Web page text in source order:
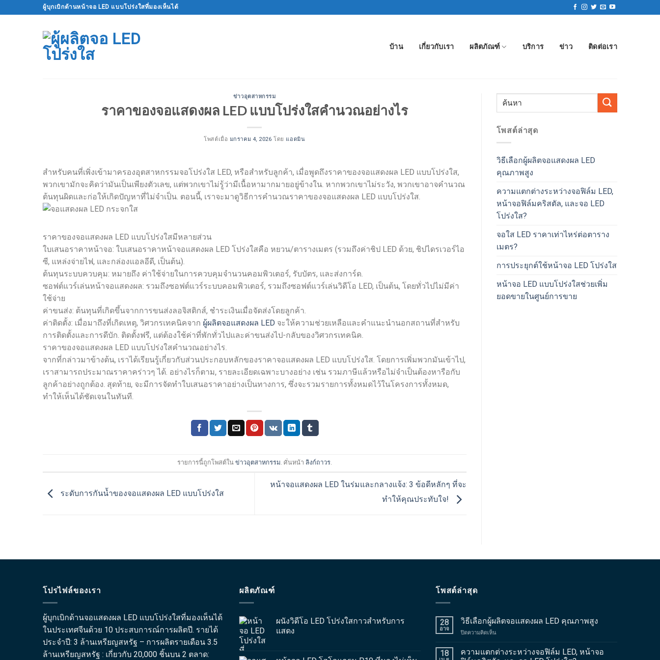
ไป
ผู้บุกเบิกด้านหน้าจอ LED แบบโปร่งใสที่มองเห็นได้
บ้าน เกี่ยวกับเรา ผลิตภัณฑ์ บริการ ข่าว ติดต่อเรา
ข่าวอุตสาหกรรม
ราคาของจอแสดงผล LED แบบโปร่งใสคำนวณอย่างไร
โพสต์เมื่อ มกราคม 4, 2026 โดย แอดมิน
สำหรับคนที่เพิ่งเข้ามาครองอุตสาหกรรมจอโปร่งใส LED, หรือสำหรับลูกค้า, เมื่อพูดถึงราคาของจอแสดงผล LED แบบโปร่งใส,
พวกเขามักจะคิดว่ามันเป็นเพียงตัวเลข, แต่พวกเขาไม่รู้ว่ามีเนื้อหามากมายอยู่ข้างใน. หากพวกเขาไม่ระวัง, พวกเขาอาจคำนวณ
ต้นทุนผิดและก่อให้เกิดปัญหาที่ไม่จำเป็น. ตอนนี้, เราจะมาดูวิธีการคำนวณราคาของจอแสดงผล LED แบบโปร่งใส.
ราคาของจอแสดงผล LED แบบโปร่งใสมีหลายส่วน
ใบเสนอราคาหน้าจอ: ใบเสนอราคาหน้าจอแสดงผล LED โปร่งใสคือ หยวน/ตารางเมตร (รวมถึงค่าชิป LED ด้วย, ชิปไดรเวอร์ไอ
ซี, แหล่งจ่ายไฟ, และกล่องแอลอีดี, เป็นต้น).
ต้นทุนระบบควบคุม: หมายถึง ค่าใช้จ่ายในการควบคุมจำนวนคอมพิวเตอร์, รับบัตร, และส่งการ์ด.
ซอฟต์แวร์เล่นหน้าจอแสดงผล: รวมถึงซอฟต์แวร์ระบบคอมพิวเตอร์, รวมถึงซอฟต์แวร์เล่นวิดีโอ LED, เป็นต้น, โดยทั่วไปไม่มีค่า
ใช้จ่าย
ค่าขนส่ง: ต้นทุนที่เกิดขึ้นจากการขนส่งลอจิสติกส์, ชำระเงินเมื่อจัดส่งโดยลูกค้า.
ค่าติดตั้ง: เมื่อมาถึงที่เกิดเหตุ, วิศวกรเทคนิคจาก ผู้ผลิตจอแสดงผล LED จะให้ความช่วยเหลือและคำแนะนำนอกสถานที่สำหรับ
การติดตั้งและการดีบัก. ติดตั้งฟรี, แต่ต้องใช้ค่าที่พักทั่วไปและค่าขนส่งไป-กลับของวิศวกรเทคนิค.
ราคาของจอแสดงผล LED แบบโปร่งใสคำนวณอย่างไร.
จากที่กล่าวมาข้างต้น, เราได้เรียนรู้เกี่ยวกับส่วนประกอบหลักของราคาจอแสดงผล LED แบบโปร่งใส. โดยการเพิ่มพวกมันเข้าไป,
เราสามารถประมาณราคาคร่าวๆ ได้. อย่างไรก็ตาม, รายละเอียดเฉพาะบางอย่าง เช่น รวมภาษีแล้วหรือไม่จำเป็นต้องหารือกับ
ลูกค้าอย่างถูกต้อง. สุดท้าย, จะมีการจัดทำใบเสนอราคาอย่างเป็นทางการ, ซึ่งจะรวมรายการทั้งหมดไว้ในโครงการทั้งหมด,
ทำให้เห็นได้ชัดเจนในทันที.
รายการนี้ถูกโพสต์ใน ข่าวอุตสาหกรรม. คั่นหน้า ลิงก์ถาวร.
ระดับการกันน้ำของจอแสดงผล LED แบบโปร่งใส
หน้าจอแสดงผล LED ในร่มและกลางแจ้ง: 3 ข้อดีหลักๆ ที่จะ
ทำให้คุณประทับใจ!
โพสต์ล่าสุด
วิธีเลือกผู้ผลิตจอแสดงผล LED
คุณภาพสูง
ความแตกต่างระหว่างจอฟิล์ม LED,
หน้าจอฟิล์มคริสตัล, และจอ LED
โปร่งใส?
จอใส LED ราคาเท่าไหร่ต่อตาราง
เมตร?
การประยุกต์ใช้หน้าจอ LED โปร่งใส
หน้าจอ LED แบบโปร่งใสช่วยเพิ่ม
ยอดขายในศูนย์การขาย
โปรไฟล์ของเรา
ผู้บุกเบิกด้านจอแสดงผล LED แบบโปร่งใสที่มองเห็นได้
ในประเทศจีนด้วย 10 ประสบการณ์การผลิตปี. รายได้
ประจำปี: 3 ล้านเหรียญสหรัฐ – การผลิตรายเดือน 3.5
ล้านเหรียญสหรัฐ : เกี่ยวกับ 20,000 ชิ้นบน 2 ตลาด:
ผลิตภัณฑ์
ผนังวิดีโอ LED โปร่งใสกาวสำหรับการ
แสดง
โพสต์ล่าสุด
28
อาจ
วิธีเลือกผู้ผลิตจอแสดงผล LED คุณภาพสูง
ปิดความคิดเห็นบน
เลือก
ผู้
18
ความแตกต่างระหว่างจอฟิล์ม LED, หน้าจอ